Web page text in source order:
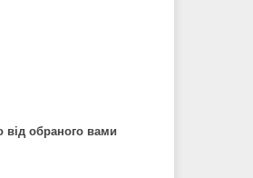
від обраного вами